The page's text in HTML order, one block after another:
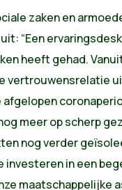
zaken en
“Een
heeft gehad.
vertrouwensrelatie
afgelopen
meer op scherp
nog verder
investeren in een
maatschappelijke